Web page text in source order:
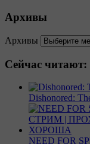
Архивы
Архивы
Сейчас читают:
Dishonored:
NEED FOR